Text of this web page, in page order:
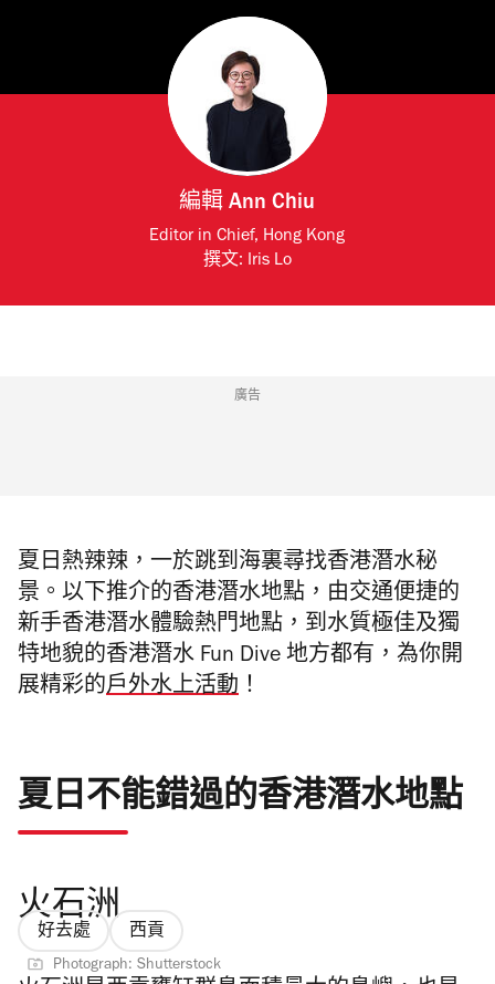
編輯Ann Chiu
Editor in Chief, Hong Kong
撰文: Iris Lo
廣告
夏日熱辣辣，一於跳到海裏尋找香港潛水秘
景。以下推介的香港潛水地點，由交通便捷的
新手香港潛水體驗熱門地點，到水質極佳及獨
特地貌的香港潛水 Fun Dive 地方都有，為你開
展精彩的戶外水上活動 ！
夏日不能錯過的香港潛水地點
火石洲
好去處 西貢
Photograph: Shutterstock